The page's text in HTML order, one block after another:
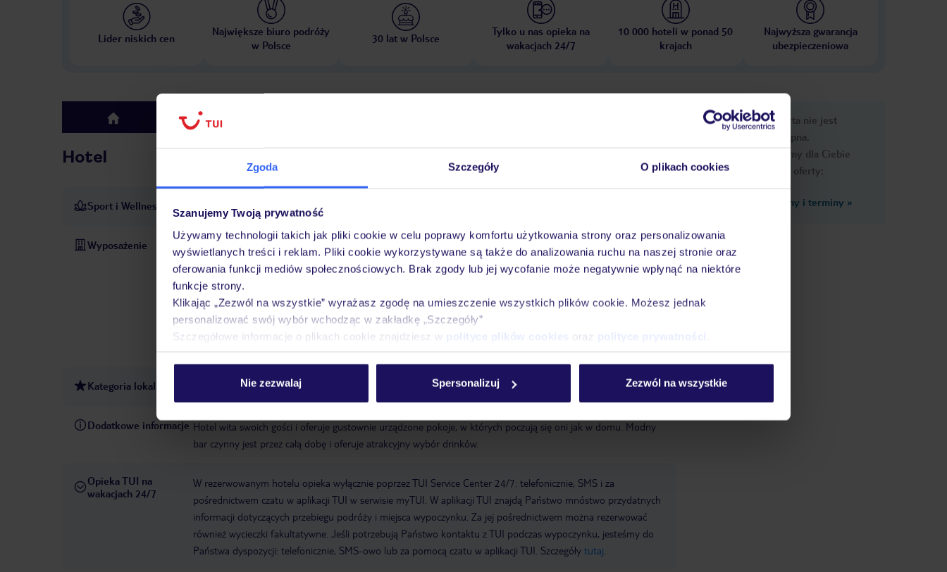
Zgoda Szczegóły O plikach cookies
Szanujemy Twoją prywatność
Używamy technologii takich jak pliki cookie w celu poprawy komfortu użytkowania strony oraz personalizowania
wyświetlanych treści i reklam. Pliki cookie wykorzystywane są także do analizowania ruchu na naszej stronie oraz
oferowania funkcji mediów społecznościowych. Brak zgody lub jej wycofanie może negatywnie wpłynąć na niektóre
funkcje strony.
Klikając „Zezwól na wszystkie” wyrażasz zgodę na umieszczenie wszystkich plików cookie. Możesz jednak
personalizować swój wybór wchodząc w zakładkę „Szczegóły”
Szczegółowe informacje o plikach cookie znajdziesz w polityce plików cookies oraz polityce prywatności
Nie zezwalaj Spersonalizuj Zezwól na wszystkie
Lider niskich cen
Największe biuro podróży
w Polsce
30 lat w Polsce
Tylko u nas opieka na
wakacjach 24/7
10 000 hoteli w ponad 50
krajach
Najwyższa gwarancja
ubezpieczeniowa
top Hotel
Hotel
Sport i Wellness Jazda na rowerze: rower
Wyposażenie
Opłata klimatyczna/podatek ekologiczny/podatek turystyczny płatne na miejscu: Płatność gotówką, za noc ok.
3 EUR
Hotel dla niepalących Otwarcie hotelu: 2014 Ostatni kompletny remont: 2015
Recepcja:
codziennie 24 h, języki: angielski
pomieszczeniach ogólnodostępnych: bezpłatnie, w recepcji/lobby: bezpłatnie
Pralnia: za opłatą, usługodawca
zewnętrzny
Metody płatności: TUI Card / VISA, MasterCard, American Express, EC card/Maestro
domowe nie są akceptowane
Parking: Parking (w zależności od dostępności), niestrzeżony: płatność
Kategoria lokalna
Dodatkowe informacje Hotel wita swoich gości i oferuje gustownie urządzone pokoje, w których poczują się oni jak w domu. Modny
bar czynny jest przez całą dobę i oferuje atrakcyjny wybór drinków.
Opieka TUI na
wakacjach 24/7
W rezerwowanym hotelu opieka wyłącznie poprzez TUI Service Center 24/7: telefonicznie, SMS i za
pośrednictwem czatu w aplikacji TUI w serwisie myTUI. W aplikacji TUI znajdą Państwo mnóstwo przydatnych
informacji dotyczących przebiegu podróży i miejsca wypoczynku. Za jej pośrednictwem można rezerwować
również wycieczki fakultatywne. Jeśli potrzebują Państwo kontaktu z TUI podczas wypoczynku, jesteśmy do
Państwa dyspozycji: telefonicznie, SMS-owo lub za pomocą czatu w aplikacji TUI. Szczegóły tutaj
Ups, ta oferta nie jest
dostępna.
Przygotowaliśmy dla Ciebie
podobne oferty:
Zobacz inne ceny i terminy »